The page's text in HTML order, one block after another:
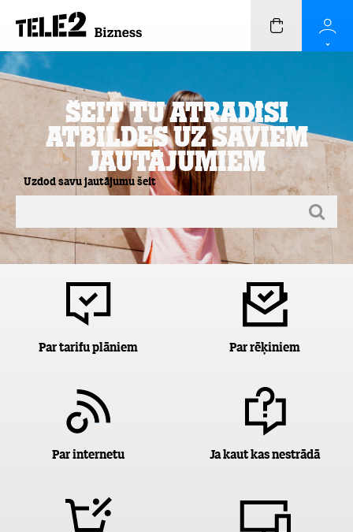
Šeit Tu atradīsi
atbildes uz saviem
jautājumiem
Uzdod savu jautājumu šeit
Par tarifu plāniem Par rēķiniem
Par internetu Ja kaut kas nestrādā